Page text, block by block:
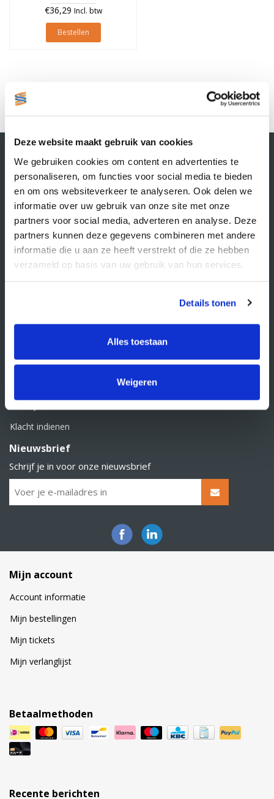
Deze website maakt gebruik van cookies
We gebruiken cookies om content en advertenties te
personaliseren, om functies voor social media te bieden
en om ons websiteverkeer te analyseren. Ook delen we
informatie over uw gebruik van onze site met onze
partners voor social media, adverteren en analyse. Deze
partners kunnen deze gegevens combineren met andere
informatie die u aan ze heeft verstrekt of die ze hebben
verzameld op basis van uw gebruik van hun services.
Details tonen
Alles toestaan
Weigeren
€36,29 Incl. btw
Bestellen
1
Contactgegevens
Supply Service B.V.
Nijverheidsstraat 25-K
3861 RJ Nijkerk
info@supplyservice.nl
+31 33 468 13 42
KvK nummer: 66384737
Retourbeleid
Klacht indienen
Nieuwsbrief
Schrijf je in voor onze nieuwsbrief
Mijn account
Account informatie
Mijn bestellingen
Mijn tickets
Mijn verlanglijst
Betaalmethoden
Recente berichten